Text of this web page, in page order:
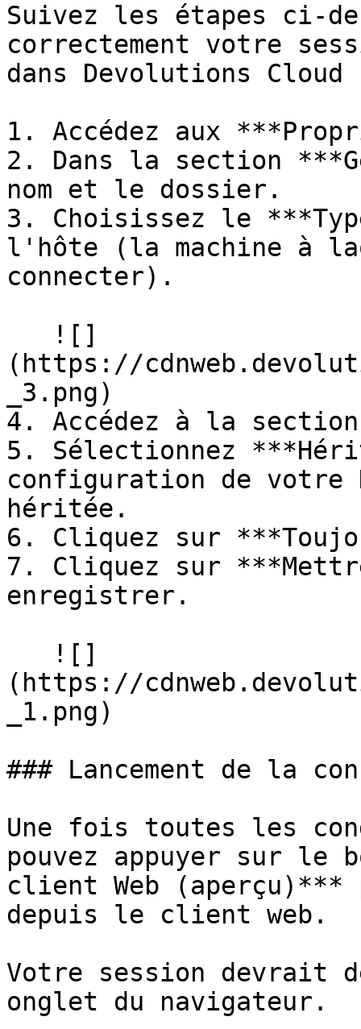
Suivez les étapes ci-
correctement votre
dans Devolutions
1. Accédez aux
2. Dans la section
nom et le dossier.
3. Choisissez le
l'hôte (la machine à
connecter).
(https://
_3.png)
4. Accédez à la
5. Sélectionnez
configuration de votre
héritée.
6. Cliquez sur
7. Cliquez sur
enregistrer.
(https://
_1.png)
### Lancement de la
Une fois toutes les
pouvez appuyer sur le
client Web (aperçu)***
depuis le client web.
Votre session devrait
onglet du navigateur.